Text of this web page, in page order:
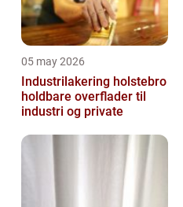
05 may 2026
Industrilakering holstebro
holdbare overflader til
industri og private